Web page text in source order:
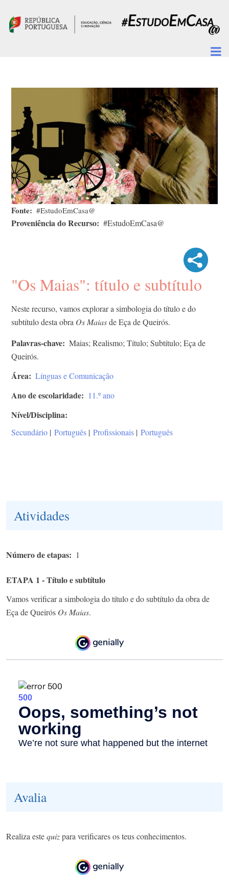
Fonte #EstudoEmCasa@
Proveniência do Recurso #EstudoEmCasa@
"Os Maias": título e subtítulo
Neste recurso, vamos explorar a simbologia do título e do
subtítulo desta obra Os Maiasde Eça de Queirós.
Palavras-chave
Maias; Realismo; Título; Subtítulo; Eça de
Queirós.
Área Línguas e Comunicação
Ano de escolaridade 11.º ano
Nível/Disciplina
Secundário | Português | Profissionais | Português
Atividades
Número de etapas 1
ETAPA 1 - Título e subtítulo
Vamos verificar a simbologia do título e do subtítulo da obra de
Eça de Queirós Os Maias.
Avalia
Realiza estequizpara verificares os teus conhecimentos.